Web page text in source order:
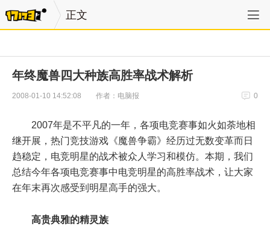
正文
年终魔兽四大种族高胜率战术解析
2008-01-10 14:52:08 作者：电脑报 0
2007年是不平凡的一年，各项电竞赛事如火如荼地相
继开展，热门竞技游戏《魔兽争霸》经历过无数变革而日
趋稳定，电竞明星的战术被众人学习和模仿。本期，我们
总结今年各项电竞赛事中电竞明星的高胜率战术，让大家
在年末再次感受到明星高手的强大。
高贵典雅的精灵族